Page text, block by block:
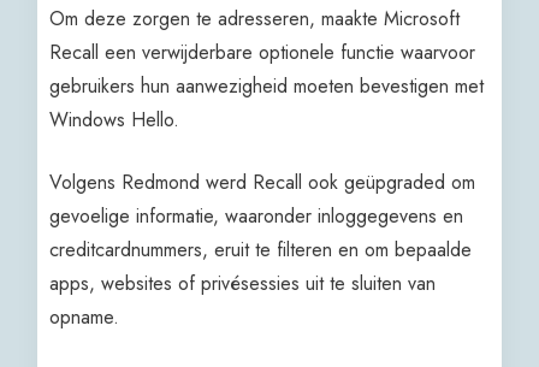
Om deze zorgen te adresseren, maakte Microsoft
Recall een verwijderbare optionele functie waarvoor
gebruikers hun aanwezigheid moeten bevestigen met
Windows Hello.
Volgens Redmond werd Recall ook geüpgraded om
gevoelige informatie, waaronder inloggegevens en
creditcardnummers, eruit te filteren en om bepaalde
apps, websites of privésessies uit te sluiten van
opname.